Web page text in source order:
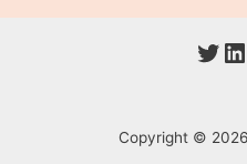
Copyright ©